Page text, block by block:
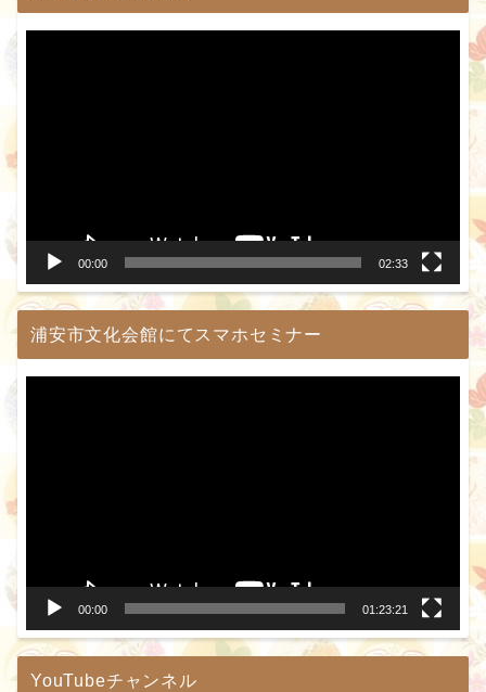
00:00 02:33
浦安市文化会館にてスマホセミナー
00:00 01:23:21
YouTubeチャンネル